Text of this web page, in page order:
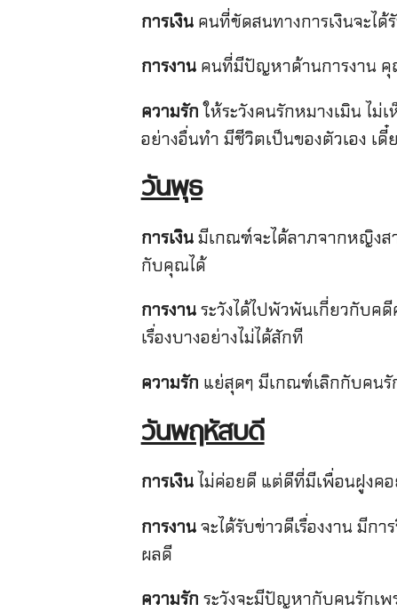
การเงิน คนที่ขัดสนทางการเงินจะไ
การงาน คนที่มีปัญหาด้านการงาน คุ
ความรักให้ระวังคนรักหมางเมิน ไ
อย่างอื่นทำ มีชีวิตเป็นของตัวเอง เ
วันพุธ
การเงิน มีเกณฑ์จะได้ลาภจากหญิงส
กับคุณได้
การงาน ระวังได้ไปพัวพันเกี่ยวกับค
เรื่องบางอย่างไม่ได้สักที
ความรัก แย่สุดๆ มีเกณฑ์เลิกกับคนรั
วันพฤหัสบดี
การเงิน ไม่ค่อยดี แต่ดีที่มีเพื่อนฝูงค
การงาน จะได้รับข่าวดีเรื่องงาน มีก
ผลดี
ความรัก ระวังจะมีปัญหากับคนรักเพ